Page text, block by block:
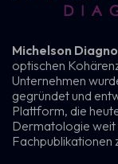
Michelson
optischen
Unternehmen
gegründet und
Plattform, die
Dermatologie weit
Fachpublikationen